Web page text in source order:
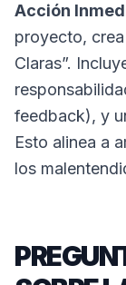
Acción
proyecto,
Claras”.
feedback), y
Esto alinea a
los